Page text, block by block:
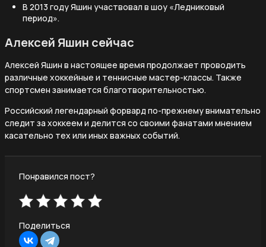
В 2013 году Яшин участвовал в шоу «Ледниковый
период».
Алексей Яшин сейчас
Алексей Яшин в настоящее время продолжает проводить
различные хоккейные и теннисные мастер-классы. Также
спортсмен занимается благотворительностью.
Российский легендарный форвард по-прежнему внимательно
следит за хоккеем и делится со своими фанатами мнением
касательно тех или иных важных событий.
Понравился пост?
Поделиться